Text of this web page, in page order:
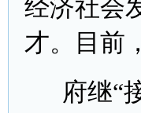
经济社会
才。目前
府继“